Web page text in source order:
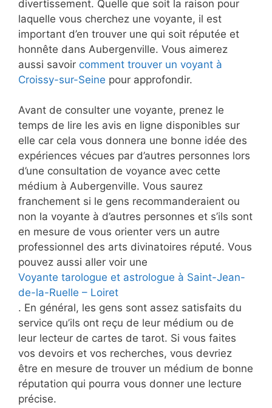
divertissement. Quelle que soit la raison pour
laquelle vous cherchez une voyante, il est
important d’en trouver une qui soit réputée et
honnête dans Aubergenville. Vous aimerez
aussi savoir comment trouver un voyant à
Croissy-sur-Seine pour approfondir.
Avant de consulter une voyante, prenez le
temps de lire les avis en ligne disponibles sur
elle car cela vous donnera une bonne idée des
expériences vécues par d’autres personnes lors
d’une consultation de voyance avec cette
médium à Aubergenville. Vous saurez
franchement si le gens recommanderaient ou
non la voyante à d’autres personnes et s’ils sont
en mesure de vous orienter vers un autre
professionnel des arts divinatoires réputé. Vous
pouvez aussi aller voir une
Voyante tarologue et astrologue à Saint-Jean-
de-la-Ruelle – Loiret
. En général, les gens sont assez satisfaits du
service qu’ils ont reçu de leur médium ou de
leur lecteur de cartes de tarot. Si vous faites
vos devoirs et vos recherches, vous devriez
être en mesure de trouver un médium de bonne
réputation qui pourra vous donner une lecture
précise.